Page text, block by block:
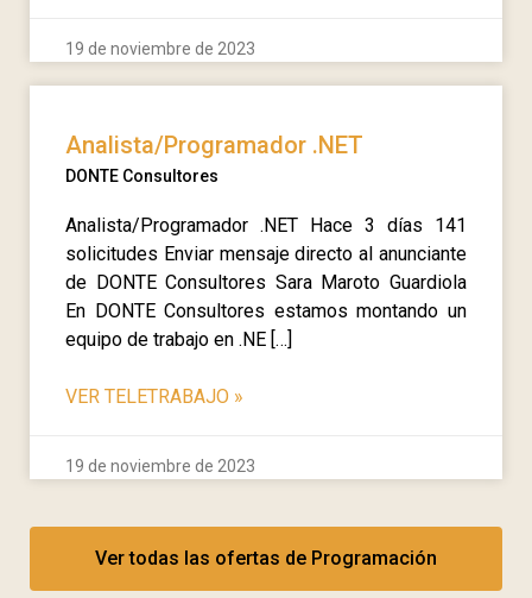
19 de noviembre de 2023
Analista/Programador .NET
DONTE Consultores
Analista/Programador .NET Hace 3 días 141
solicitudes Enviar mensaje directo al anunciante
de DONTE Consultores Sara Maroto Guardiola
En DONTE Consultores estamos montando un
equipo de trabajo en .NE […]
VER TELETRABAJO »
19 de noviembre de 2023
Ver todas las ofertas de Programación